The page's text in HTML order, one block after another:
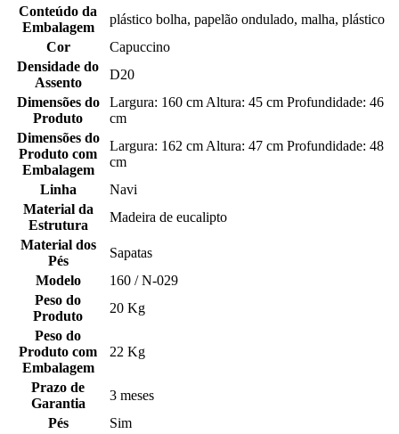
Conteúdo da
Embalagem
plástico bolha, papelão ondulado, malha, plástico
Cor
Capuccino
Densidade do
Assento
D20
Dimensões do
Produto
Largura: 160 cm Altura: 45 cm Profundidade: 46
cm
Dimensões do
Produto com
Embalagem
Largura: 162 cm Altura: 47 cm Profundidade: 48
cm
Linha
Navi
Material da
Estrutura
Madeira de eucalipto
Material dos
Pés
Sapatas
Modelo
160 / N-029
Peso do
Produto
20 Kg
Peso do
Produto com
Embalagem
22 Kg
Prazo de
Garantia
3 meses
Pés
Sim